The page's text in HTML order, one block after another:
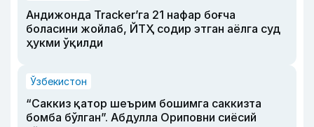
Андижонда Tracker’га 21 нафар боғча
боласини жойлаб, ЙТҲ содир этган аёлга суд
ҳукми ўқилди
Ўзбекистон
“Саккиз қатор шеърим бошимга саккизта
бомба бўлган”. Абдулла Ориповни сиёсий